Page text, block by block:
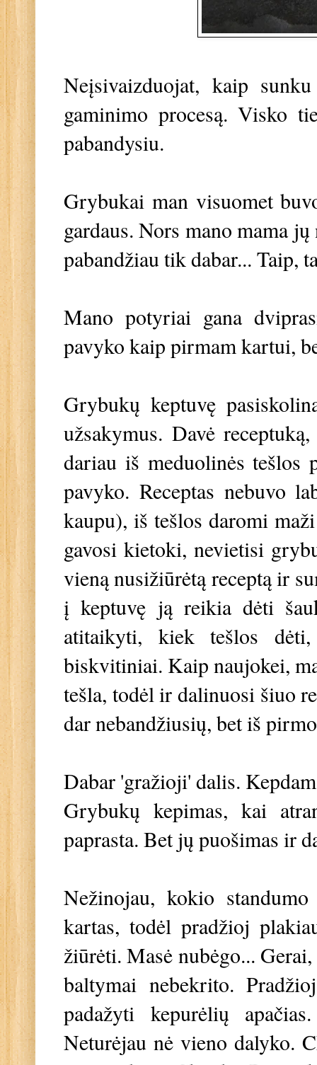
Neįsivaizduojat, kaip
gaminimo procesą. Visko
pabandysiu.
Grybukai man visuomet
gardaus. Nors mano mama
pabandžiau tik dabar... Taip,
Mano potyriai gana
pavyko kaip pirmam kartui,
Grybukų keptuvę
užsakymus. Davė
dariau iš meduolinės tešlos
pavyko. Receptas nebuvo
kaupu), iš tešlos daromi
gavosi kietoki, nevietisi
vieną nusižiūrėtą receptą ir
į keptuvę ją reikia dėti
atitaikyti, kiek tešlos
biskvitiniai. Kaip naujokei,
tešla, todėl ir dalinuosi šiuo
dar nebandžiusių, bet iš
Dabar 'gražioji' dalis.
Grybukų kepimas, kai
paprasta. Bet jų puošimas ir
Nežinojau, kokio
kartas, todėl pradžioj
žiūrėti. Masė nubėgo...
baltymai nebekrito.
padažyti kepurėlių
Neturėjau nė vieno dalyko.